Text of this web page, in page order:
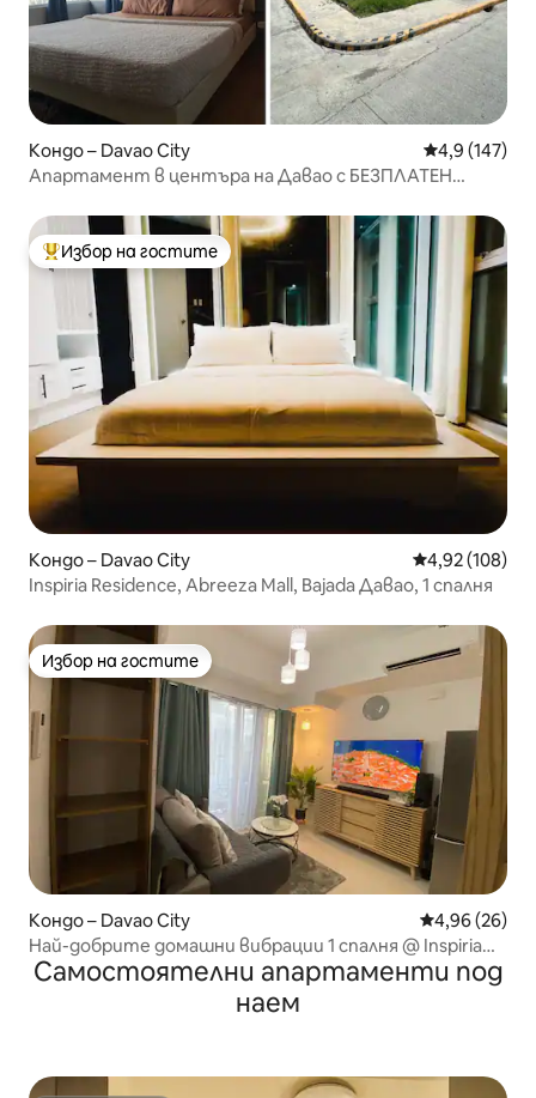
Кондо – Davao City Средна
4,9 (147)
Апартамент в центъра на Давао с БЕЗПЛАТЕН
Най-популярен избор на гостите
Избор на гостите
Кондо – Davao City Средна
4,92 (108)
Inspiria Residence, Abreeza Mall, Bajada Давао, 1 спалня
Избор на гостите
Избор на гостите
Кондо – Davao City Средна
4,96 (26)
Най-добрите домашни вибрации 1 спалня @ Inspiria
кондоминиум
Самостоятелни апартаменти под
наем